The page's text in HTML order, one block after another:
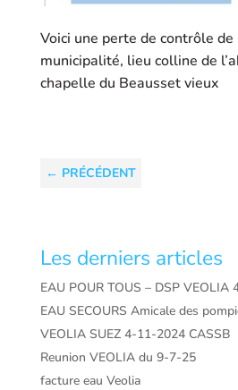
Voici une perte de contrôle
municipalité, lieu colline de
chapelle du Beausset vieux
← PRÉCÉDENT
Les derniers articles
EAU POUR TOUS – DSP VEOLIA
EAU SECOURS Amicale des
VEOLIA SUEZ 4-11-2024 CASSB
Reunion VEOLIA du 9-7-25
facture eau Veolia